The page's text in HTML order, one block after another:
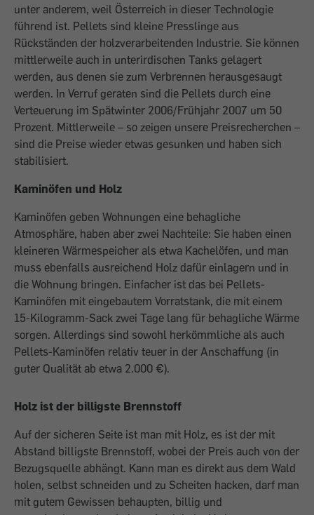
unter anderem, weil Österreich in dieser Technologie
führend ist. Pellets sind kleine Press­linge aus
Rückständen der holzverarbeitenden Industrie. Sie können
mittlerweile auch in unterirdischen Tanks gelagert
werden, aus denen sie zum Verbrennen herausgesaugt
werden. In Verruf geraten sind die Pellets durch eine
Verteuerung im Spätwinter 2006/Frühjahr 2007 um 50
Prozent. Mittlerweile – so zeigen unsere Preis­recherchen –
sind die Preise wieder ­etwas gesunken und haben sich
stabilisiert.
Kaminöfen und Holz
Kaminöfen geben Wohnungen eine behagliche
Atmosphäre, haben aber zwei Nachteile: Sie haben einen
kleineren Wärmespeicher als etwa Kachelöfen, und man
muss ebenfalls ausreichend Holz dafür einlagern und in
die Wohnung bringen. Einfacher ist das bei Pellets-
Kaminöfen mit eingebautem Vorratstank, die mit einem
15-Kilogramm-Sack zwei Tage lang für behagliche Wärme
sorgen. Allerdings sind sowohl herkömmliche als auch
Pellets-Kaminöfen relativ teuer in der Anschaffung (in
guter Qualität ab etwa 2.000 €).
Holz ist der billigste Brennstoff
Auf der sicheren Seite ist man mit Holz, es ist der mit
Abstand billigste Brennstoff, wobei der Preis auch von der
Bezugsquelle abhängt. Kann man es direkt aus dem Wald
holen, selbst schneiden und zu Scheiten hacken, darf man
mit gutem Gewissen behaupten, billig und